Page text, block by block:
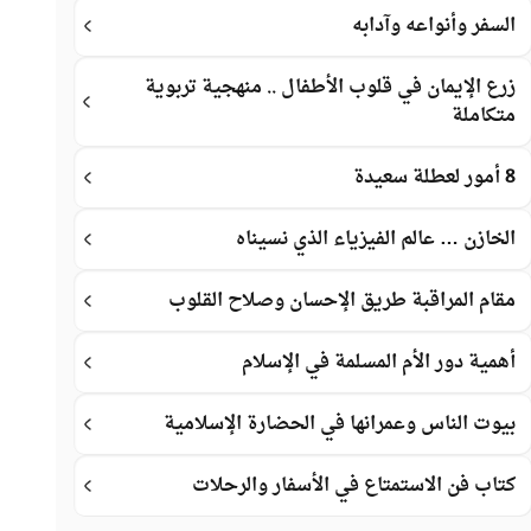
السفر وأنواعه وآدابه
زرع الإيمان في قلوب الأطفال .. منهجية تربوية
متكاملة
8 أمور لعطلة سعيدة
الخازن … عالم الفيزياء الذي نسيناه
مقام المراقبة طريق الإحسان وصلاح القلوب
أهمية دور الأم المسلمة في الإسلام
بيوت الناس وعمرانها في الحضارة الإسلامية
كتاب فن الاستمتاع في الأسفار والرحلات